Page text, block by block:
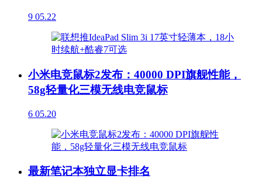
9 05.22
小米电竞鼠标2发布：40000 DPI旗舰性能，
58g轻量化三模无线电竞鼠标
6 05.20
最新笔记本独立显卡排名